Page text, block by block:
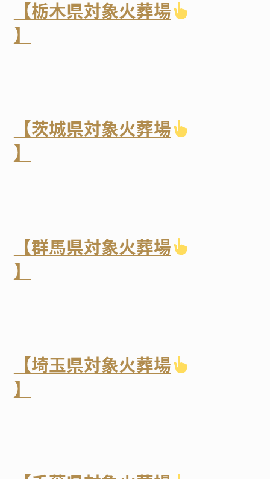
【栃木県対象火葬場
】
【茨城県対象火葬場
】
【群馬県対象火葬場
】
【埼玉県対象火葬場
】